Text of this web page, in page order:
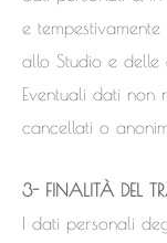
e
allo Studio e delle
Eventuali dati non
cancellati o
3- FINALITÀ DEL
I dati personali